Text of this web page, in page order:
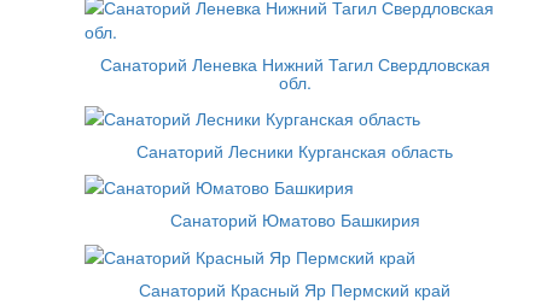
Санаторий Леневка Нижний Тагил Свердловская
обл.
Санаторий Лесники Курганская область
Санаторий Юматово Башкирия
Санаторий Красный Яр Пермский край